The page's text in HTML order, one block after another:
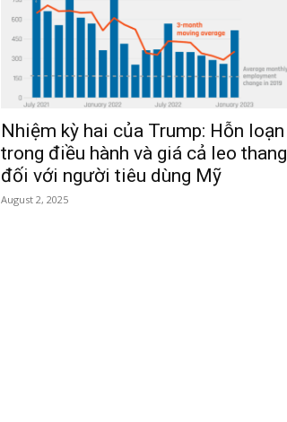
Nhiệm kỳ hai của Trump: Hỗn loạn
trong điều hành và giá cả leo thang
đối với người tiêu dùng Mỹ
August 2, 2025